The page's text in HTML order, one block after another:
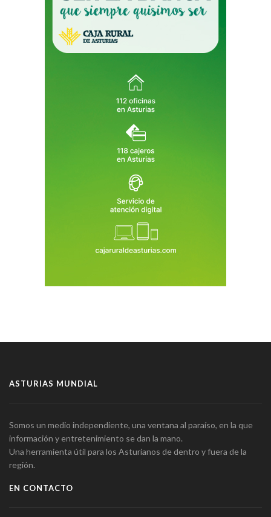
ASTURIAS MUNDIAL
Somos un medio independiente, una ventana al paraíso, en la que
información y entretenimiento se dan la mano.
Una herramienta útil para los Asturianos de dentro y fuera de la
región.
EN CONTACTO